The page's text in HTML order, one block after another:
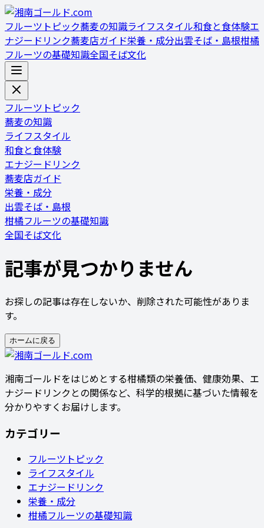
フルーツトピック蕎麦の知識ライフスタイル和食と食体験エ
ナジードリンク蕎麦店ガイド栄養・成分出雲そば・島根柑橘
フルーツの基礎知識全国そば文化
フルーツトピック
蕎麦の知識
ライフスタイル
和食と食体験
エナジードリンク
蕎麦店ガイド
栄養・成分
出雲そば・島根
柑橘フルーツの基礎知識
全国そば文化
記事が見つかりません
お探しの記事は存在しないか、削除された可能性がありま
す。
ホームに戻る
湘南ゴールドをはじめとする柑橘類の栄養価、健康効果、エ
ナジードリンクとの関係など、科学的根拠に基づいた情報を
分かりやすくお届けします。
カテゴリー
フルーツトピック
ライフスタイル
エナジードリンク
栄養・成分
柑橘フルーツの基礎知識